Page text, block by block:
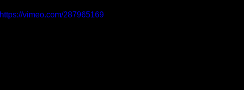
https://vimeo.com/287965169